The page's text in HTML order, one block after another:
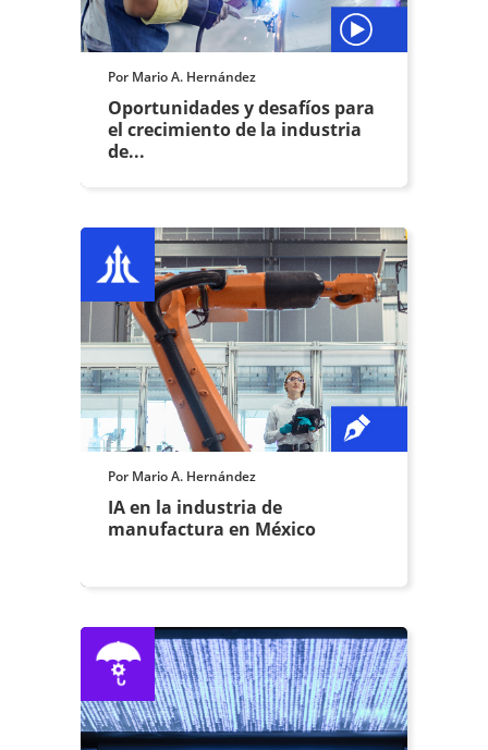
Por Mario A. Hernández
Oportunidades y desafíos para
el crecimiento de la industria
de...
Por Mario A. Hernández
IA en la industria de
manufactura en México